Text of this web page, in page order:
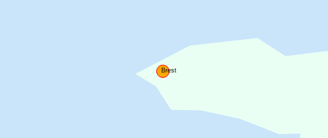
Brest